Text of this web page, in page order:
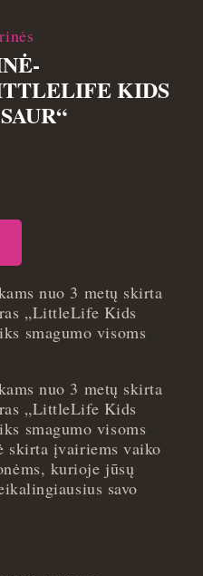
KIDS
nuo 3 metų skirta
„LittleLife Kids
smagumo visoms
nuo 3 metų skirta
„LittleLife Kids
smagumo visoms
skirta įvairiems vaiko
kurioje jūsų
savo